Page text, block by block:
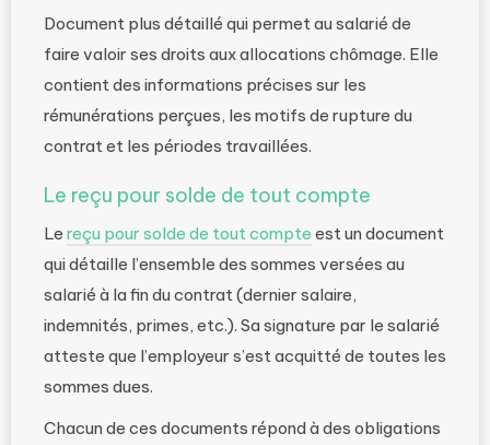
Document plus détaillé qui permet au salarié de
faire valoir ses droits aux allocations chômage. Elle
contient des informations précises sur les
rémunérations perçues, les motifs de rupture du
contrat et les périodes travaillées.
Le reçu pour solde de tout compte
Le reçu pour solde de tout compte est un document
qui détaille l’ensemble des sommes versées au
salarié à la fin du contrat (dernier salaire,
indemnités, primes, etc.). Sa signature par le salarié
atteste que l’employeur s’est acquitté de toutes les
sommes dues.
Chacun de ces documents répond à des obligations